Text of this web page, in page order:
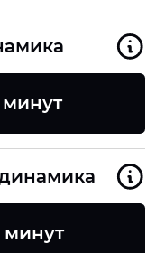
минут
минут